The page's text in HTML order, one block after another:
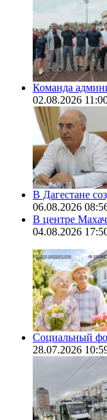
Команда
02.08.2026
В Дагестане
06.08.2026
В центре
04.08.2026
Социальный
28.07.2026